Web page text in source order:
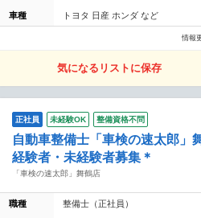
車種 トヨタ 日産 ホンダ など
情報
気になるリストに保存
正社員 未経験OK 整備資格不問
自動車整備士「車検の速太郎」
経験者・未経験者募集＊
「車検の速太郎」舞鶴店
職種 整備士（正社員）